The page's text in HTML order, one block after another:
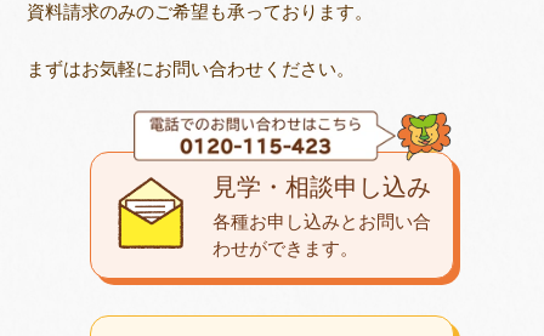
資料請求のみのご希望も承っております。
まずはお気軽にお問い合わせください。
見学・相談申し込み
各種お申し込みとお問い合
わせができます。